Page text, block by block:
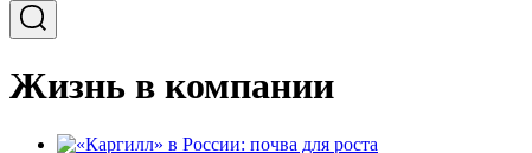
Жизнь в компании